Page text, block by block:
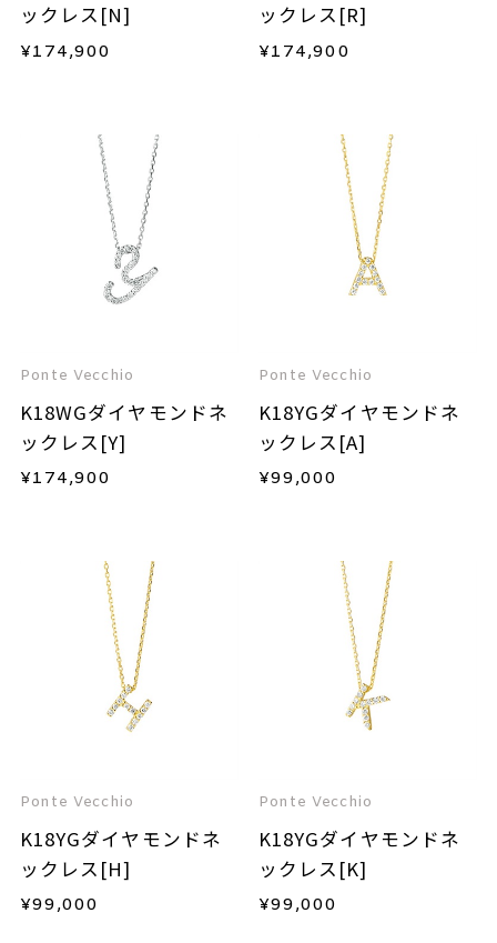
ックレス[N]
¥174,900
ックレス[R]
¥174,900
Ponte Vecchio
K18WGダイヤモンドネ
ックレス[Y]
¥174,900
Ponte Vecchio
K18YGダイヤモンドネ
ックレス[A]
¥99,000
Ponte Vecchio
K18YGダイヤモンドネ
ックレス[H]
¥99,000
Ponte Vecchio
K18YGダイヤモンドネ
ックレス[K]
¥99,000